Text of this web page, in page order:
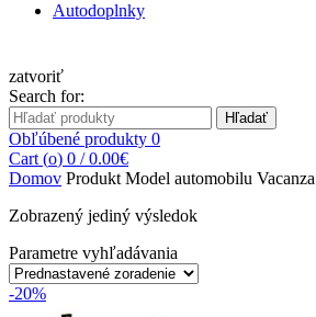
Autodoplnky
zatvoriť
Search for:
Hľadať
Obľúbené produkty 0
Cart (o) 0 / 0.00€
Domov Produkt Model automobilu Vacanza
Zobrazený jediný výsledok
Parametre vyhľadávania
-20%